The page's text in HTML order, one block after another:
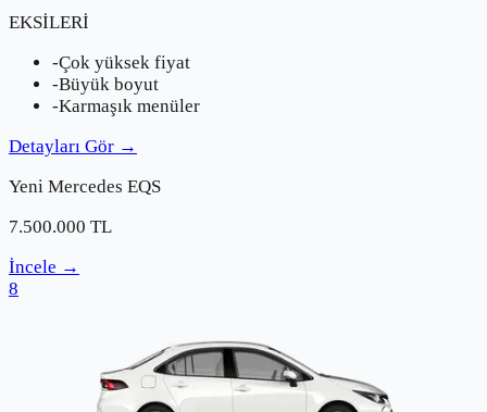
EKSİLERİ
-Çok yüksek fiyat
-Büyük boyut
-Karmaşık menüler
Detayları Gör →
Yeni Mercedes EQS
7.500.000 TL
İncele →
8